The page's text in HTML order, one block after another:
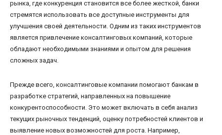
рынка, где конкуренция становится все более жесткой, банки
стремятся использовать все доступные инструменты для
улучшения своей деятельности. Одним из таких инструментов
является привлечение консалтинговых компаний, которые
обладают необходимыми знаниями и опытом для решения
сложных задач.
Прежде всего, консалтинговые компании помогают банкам в
разработке стратегий, направленных на повышение
конкурентоспособности. Это может включать в себя анализ
текущих рыночных тенденций, оценку потребностей клиентов и
выявление новых возможностей для роста. Например,